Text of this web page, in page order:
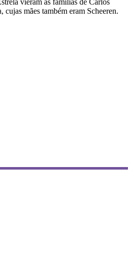
vieram as famílias de Carlos
mães também eram Scheeren.